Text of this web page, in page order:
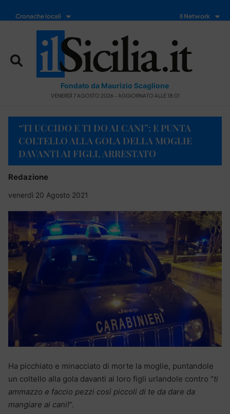
Cronache locali Il Network
Fondato da Maurizio Scaglione
VENERDÌ 7 AGOSTO 2026 - AGGIORNATO ALLE 18:01
“TI UCCIDO E TI DO AI CANI”: E PUNTA
COLTELLO ALLA GOLA DELLA MOGLIE
DAVANTI AI FIGLI, ARRESTATO
Redazione
venerdì 20 Agosto 2021
Ha picchiato e minacciato di morte la moglie, puntandole
un coltello alla gola davanti ai loro figli urlandole contro “ti
ammazzo e faccio pezzi così piccoli di te da dare da
mangiare ai cani!“.